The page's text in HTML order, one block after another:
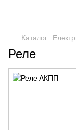
Каталог
Реле